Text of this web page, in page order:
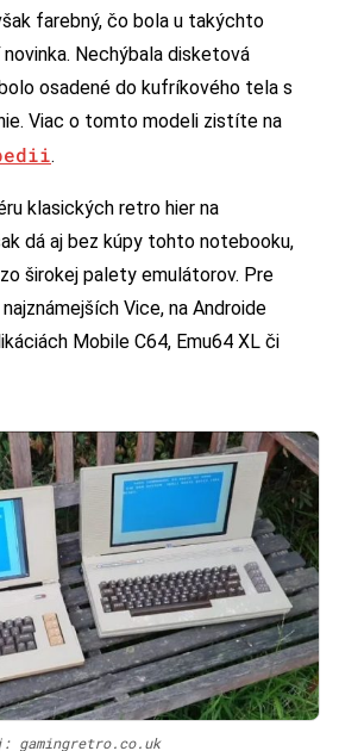
farebný, čo bola u takýchto
Nechýbala disketová
osadené do kufríkového tela s
Viac o tomto modeli zistíte na
.
klasických retro hier na
dá aj bez kúpy tohto notebooku,
širokej palety emulátorov. Pre
Vice, na Androide
Mobile C64, Emu64 XL či
gamingretro.co.uk